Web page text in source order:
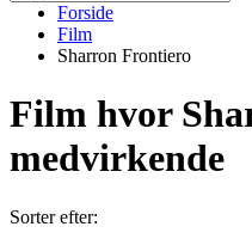
Forside
Film
Sharron Frontiero
Film hvor
medvirkende
Sorter efter: